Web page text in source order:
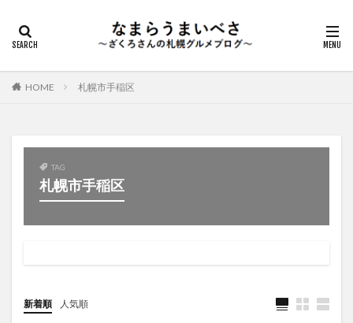
HOME 札幌市手稲区
TAG
札幌市手稲区
新着順 人気順